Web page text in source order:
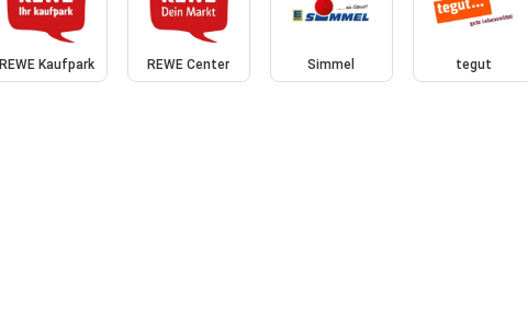
REWE Kaufpark REWE Center Simmel tegut